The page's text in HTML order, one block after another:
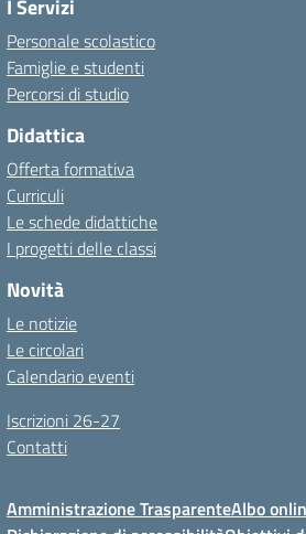
I Servizi
Personale scolastico
Famiglie e studenti
Percorsi di studio
Didattica
Offerta formativa
Curriculi
Le schede didattiche
I progetti delle classi
Novità
Le notizie
Le circolari
Calendario eventi
Iscrizioni 26-27
Contatti
Amministrazione TrasparenteAlbo